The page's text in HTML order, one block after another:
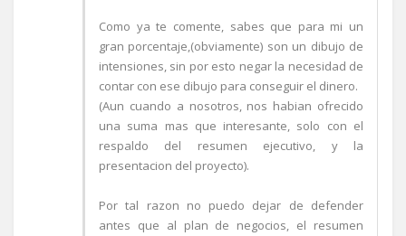
Como ya te comente, sabes que para mi un
gran porcentaje,(obviamente) son un dibujo de
intensiones, sin por esto negar la necesidad de
contar con ese dibujo para conseguir el dinero.
(Aun cuando a nosotros, nos habian ofrecido
una suma mas que interesante, solo con el
respaldo del resumen ejecutivo, y la
presentacion del proyecto).
Por tal razon no puedo dejar de defender
antes que al plan de negocios, el resumen